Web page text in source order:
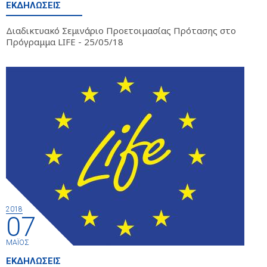
ΕΚΔΗΛΏΣΕΙΣ
Διαδικτυακό Σεμινάριο Προετοιμασίας Πρότασης στο
Πρόγραμμα LIFE - 25/05/18
2018
07
ΜΆΙΟΣ
ΕΚΔΗΛΏΣΕΙΣ